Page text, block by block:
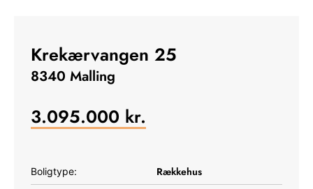
Krekærvangen 25
8340 Malling
3.095.000 kr.
Boligtype: Rækkehus